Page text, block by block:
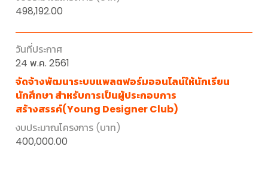
498,192.00
24 พ.ค. 2561
จัดจ้างพัฒนาระบบแพลตฟอร์มออนไลน์ให้นักเรียน
นักศึกษา สำหรับการเป็นผู้ประกอบการ
สร้างสรรค์(Young Designer Club)
400,000.00